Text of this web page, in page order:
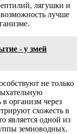
лягушки и
лучше
- у змей
не только
организм через
схожесть в
является одной из
земноводных.